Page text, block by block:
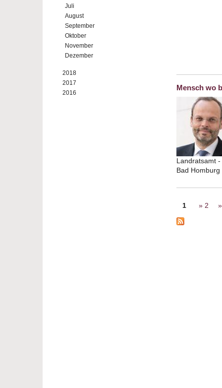
Juli
August
September
Oktober
November
Dezember
2018
2017
2016
Mensch wo
Landratsamt
Bad Homburg
Seiten
1 2